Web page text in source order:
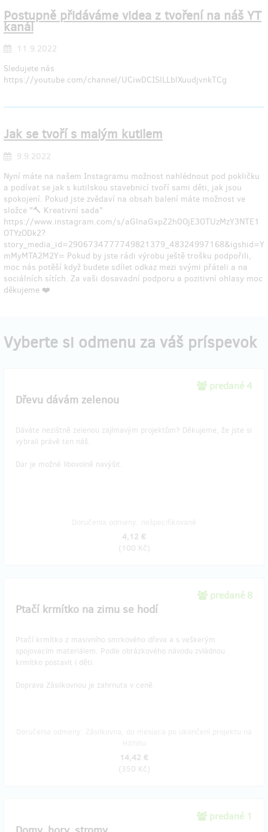
Postupně přidáváme videa z tvoření na náš YT
kanál
11.9.2022
Sledujete nás
https://youtube.com/channel/UCiwDCISlLLblXuudjvnkTCg
Jak se tvoří s malým kutilem
9.9.2022
Nyní máte na našem Instagramu možnost nahlédnout pod pokličku
a podívat se jak s kutilskou stavebnicí tvoří sami děti, jak jsou
spokojení. Pokud jste zvědaví na obsah balení máte možnost ve
složce "🔨 Kreativní sada"
https://www.instagram.com/s/aGlnaGxpZ2h0OjE3OTUzMzY3NTE1
OTYzODk2?
story_media_id=2906734777749821379_48324997168&igshid=Y
mMyMTA2M2Y= Pokud by jste rádi výrobu ještě trošku podpořili,
moc nás potěší když budete sdílet odkaz mezi svými přáteli a na
sociálních sítích. Za vaši dosavadní podporu a pozitivní ohlasy moc
děkujeme ❤️
Vyberte si odmenu za váš príspevok
predané 4
Dřevu dávám zelenou
Dáváte nezištně zelenou zajímavým projektům? Děkujeme, že jste si
vybrali právě ten náš.
Dar je možné libovolně navýšit.
4,12 €
(100 Kč)
predané 8
Ptačí krmítko na zimu se hodí
Ptačí krmítko z masivního smrkového dřeva a s veškerým
spojovacím materiálem. Podle obrázkového návodu zvládnou
krmítko postavit i děti.
Doprava Zásilkovnou je zahrnuta v ceně.
14,42 €
(350 Kč)
predané 1